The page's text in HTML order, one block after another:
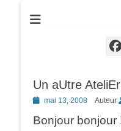
Un aUtre
Postedmai 13, 2008 Auteur
Bonjour bonjour